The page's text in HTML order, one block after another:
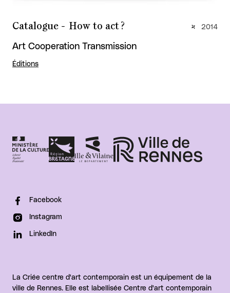
Catalogue - How to act ?
Art Cooperation Transmission
Éditions
2014
Facebook
Instagram
LinkedIn
La Criée centre d'art contemporain est un équipement de la
ville de Rennes. Elle est labellisée Centre d'art contemporain